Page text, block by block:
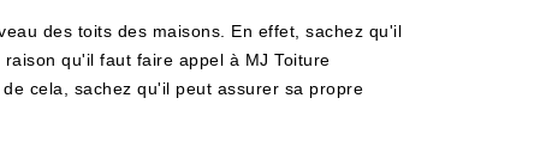
des toits des maisons. En effet, sachez qu'il
qu'il faut faire appel à MJ Toiture
cela, sachez qu'il peut assurer sa propre